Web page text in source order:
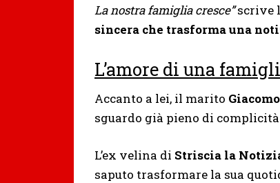
La nostra famiglia cresce”scrive
sincera che trasforma una
L’amore di una
Accanto a lei, il marito Giacomo
sguardo già pieno di
L’ex velina di Striscia la
saputo trasformare la sua